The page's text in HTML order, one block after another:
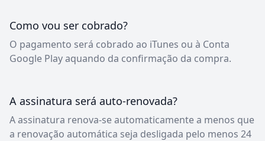
Como vou ser cobrado?
O pagamento será cobrado ao iTunes ou à Conta
Google Play aquando da confirmação da compra.
A assinatura será auto-renovada?
A assinatura renova-se automaticamente a menos que
a renovação automática seja desligada pelo menos 24